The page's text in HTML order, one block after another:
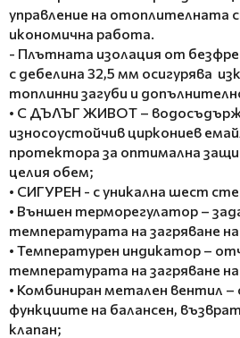
управление на отоплителната
икономична работа.
- Плътната изолация от
с дебелина 32,5 мм осигурява
топлинни загуби и
• С ДЪЛЪГ ЖИВОТ –
износоустойчив циркониев
протектора за оптимална
целия обем;
• СИГУРЕН - с уникална шест
• Външен терморегулатор –
температурата на загряване
• Температурен индикатор –
температурата на загряване
• Комбиниран метален вентил
функциите на балансен,
клапан;